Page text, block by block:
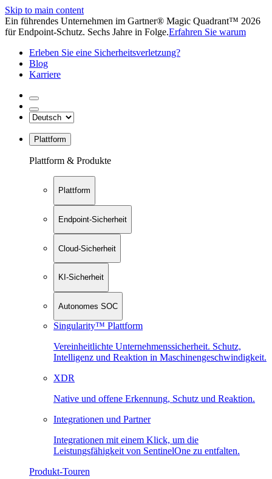
Skip to main content
Ein führendes Unternehmen im Gartner® Magic Quadrant™ 2026
für Endpoint-Schutz. Sechs Jahre in Folge.Erfahren Sie warum
Erleben Sie eine Sicherheitsverletzung?
Blog
Karriere
Plattform
Plattform & Produkte
Plattform
Endpoint-Sicherheit
Cloud-Sicherheit
KI-Sicherheit
Autonomes SOC
Singularity™ Plattform
Vereinheitlichte Unternehmenssicherheit. Schutz,
Intelligenz und Reaktion in Maschinen­geschwindigkeit.
XDR
Native und offene Erkennung, Schutz und Reaktion.
Integrationen und Partner
Integrationen mit einem Klick, um die
Leistungsfähigkeit von SentinelOne zu entfalten.
Produkt-Touren